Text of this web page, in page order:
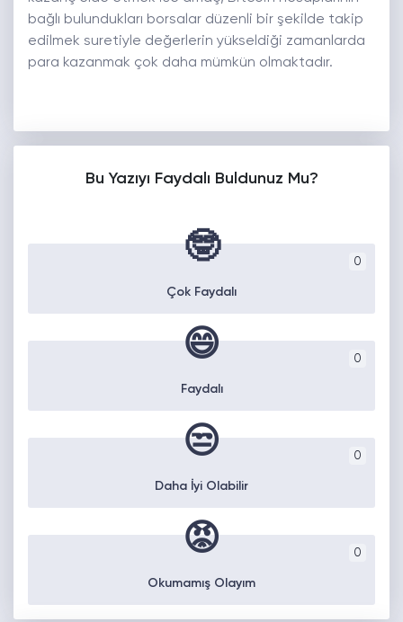
bağlı bulundukları borsalar düzenli bir şekilde takip
edilmek suretiyle değerlerin yükseldiği zamanlarda
para kazanmak çok daha mümkün olmaktadır.
Bu Yazıyı Faydalı Buldunuz Mu?
0
🤓
Çok Faydalı
0
😄
Faydalı
0
😒
Daha İyi Olabilir
0
😡
Okumamış Olayım